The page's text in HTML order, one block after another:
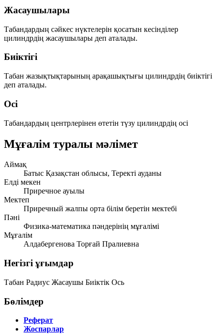
Жасаушылары
Табандардың сәйкес нүктелерін қосатын кесінділер
цилиндрдің жасаушылары деп аталады.
Биіктігі
Табан жазықтықтарының арақашықтығы цилиндрдің биіктігі
деп аталады.
Осі
Табандардың центрлерінен өтетін түзу цилиндрдің осі
Мұғалім туралы мәлімет
Аймақ
Батыс Қазақстан облысы, Теректі ауданы
Елді мекен
Приречное ауылы
Мектеп
Приречный жалпы орта білім беретін мектебі
Пәні
Физика-математика пәндерінің мұғалімі
Мұғалім
Алдабергенова Торғай Пралиевна
Негізгі ұғымдар
Табан Радиус Жасаушы Биіктік Ось
Бөлімдер
Реферат
Жоспарлар